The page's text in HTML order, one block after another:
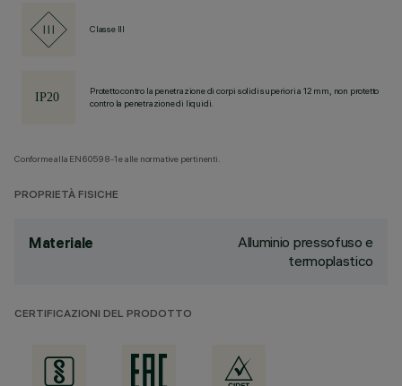
Classe III
Protetto contro la penetrazione di corpi solidi superiori a 12 mm, non protetto
contro la penetrazione di liquidi.
Conforme alla EN60598-1 e alle normative pertinenti.
PROPRIETÀ FISICHE
Materiale
Alluminio pressofuso e
termoplastico
CERTIFICAZIONI DEL PRODOTTO